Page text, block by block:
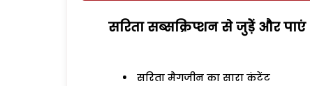
सरिता सब्सक्रिप्शन से जुड़ेें और पाएं
सरिता मैगजीन का सारा कंटेंट